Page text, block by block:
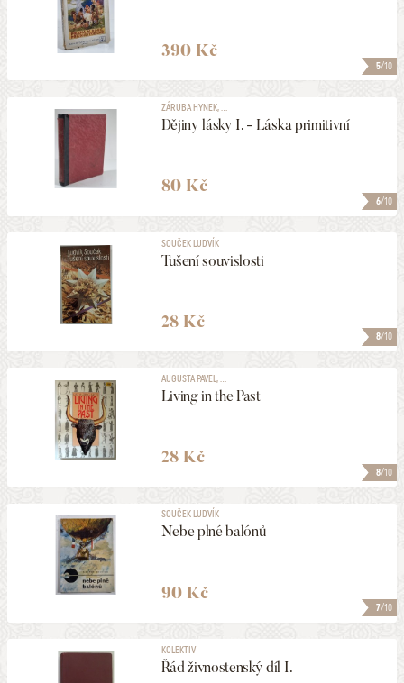
5/10
390 Kč
6/10
ZÁRUBA HYNEK, ...
Dějiny lásky I. - Láska primitivní
80 Kč
8/10
SOUČEK LUDVÍK
Tušení souvislosti
28 Kč
8/10
AUGUSTA PAVEL, ...
Living in the Past
28 Kč
7/10
SOUČEK LUDVÍK
Nebe plné balónů
90 Kč
KOLEKTIV
Řád živnostenský díl I.